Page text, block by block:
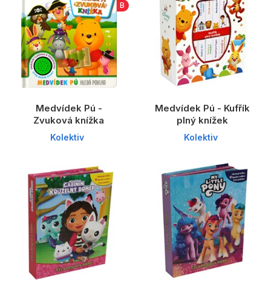
B
Medvídek Pú -
Zvuková knížka
Kolektiv
Medvídek Pú - Kufřík
plný knížek
Kolektiv